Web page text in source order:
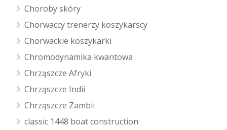
Choroby skóry
Chorwaccy trenerzy koszykarscy
Chorwackie koszykarki
Chromodynamika kwantowa
Chrząszcze Afryki
Chrząszcze Indii
Chrząszcze Zambii
classic 1448 boat construction